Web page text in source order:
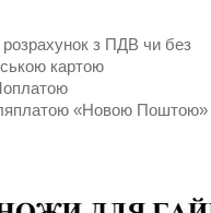
розрахунок з ПДВ чи без
картою
«Новою